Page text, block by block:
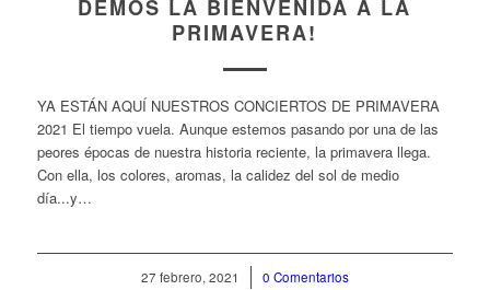
DEMOS LA BIENVENIDA A LA
PRIMAVERA!
YA ESTÁN AQUÍ NUESTROS CONCIERTOS DE PRIMAVERA
2021 El tiempo vuela. Aunque estemos pasando por una de las
peores épocas de nuestra historia reciente, la primavera llega.
Con ella, los colores, aromas, la calidez del sol de medio
día...y…
27 febrero, 2021
/ 0 Comentarios